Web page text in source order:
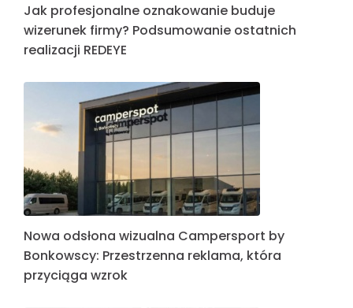
Jak profesjonalne oznakowanie buduje
wizerunek firmy? Podsumowanie ostatnich
realizacji REDEYE
Nowa odsłona wizualna Campersport by
Bonkowscy: Przestrzenna reklama, która
przyciąga wzrok